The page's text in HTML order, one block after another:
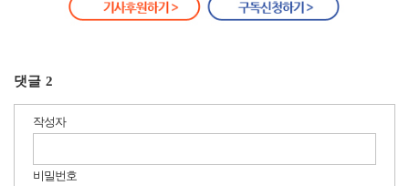
댓글 2
작성자
비밀번호